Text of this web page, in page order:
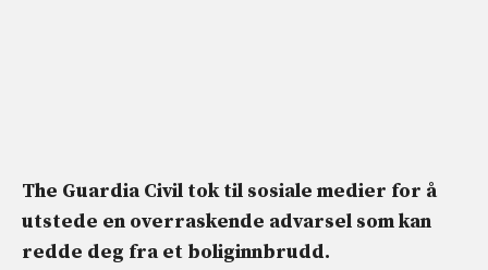
The Guardia Civil tok til sosiale medier for å
utstede en overraskende advarsel som kan
redde deg fra et boliginnbrudd.